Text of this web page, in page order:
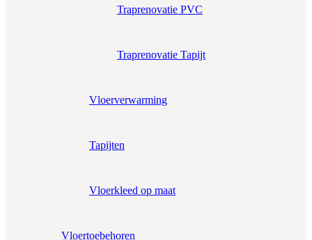
Traprenovatie PVC
Traprenovatie Tapijt
Vloerverwarming
Tapijten
Vloerkleed op maat
Vloertoebehoren
+
✓ 10% Snijverlies
Wil je ook bijpassende plakplinten erbij?